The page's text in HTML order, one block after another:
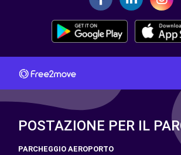
POSTAZIONE PER IL
PARCHEGGIO AEROPORTO